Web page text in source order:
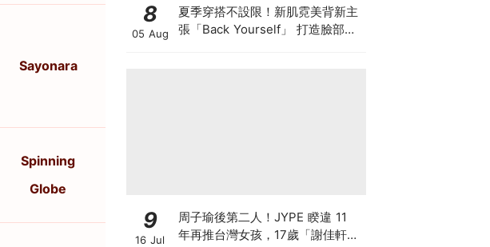
Sayonara
Spinning
Globe
8
05 Aug
夏季穿搭不設限！新肌霓美背新主
張「Back Yourself」 打造臉部級
9
16 Jul
周子瑜後第二人！JYPE 睽違 11
年再推台灣女孩，17歲「謝佳軒」